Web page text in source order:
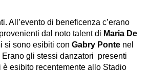
All’evento di beneficenza c’erano
dal noto talent di Maria De
si sono esibiti con Gabry Ponte nel
Erano gli stessi danzatori presenti
esibito recentemente allo Stadio